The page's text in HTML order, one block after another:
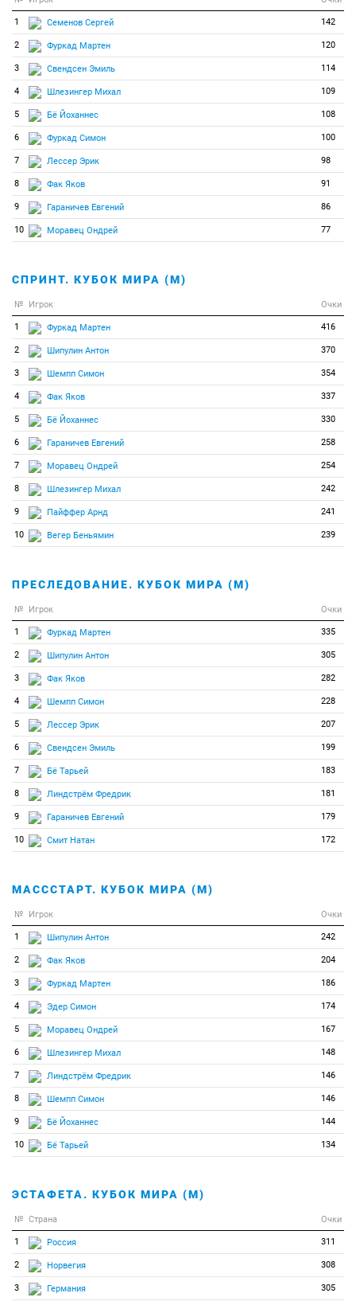
51 Отченаш Мартин 0
52 Пайффер Арнд 0
53 Пучиану Корнел 0
54 Слуф Жоэль 0
55 Смит Натан 0
56 Сокуп Ярослав 0
57 Тобрелутс Индрек 0
58 Хиденсало Олли
59 Чепелин Владимир
60 Шлезингер Михал
1 Семенов Сергей 142
2 Фуркад Мартен 120
3 Свендсен Эмиль 114
4 Шлезингер Михал 109
5 Бё Йоханнес 108
6 Фуркад Симон 100
7 Лессер Эрик 98
8 Фак Яков 91
9 Гараничев Евгений 86
10 Моравец Ондрей 77
СПРИНТ. КУБОК МИРА (М)
№ Игрок Очки
1 Фуркад Мартен 416
2 Шипулин Антон 370
3 Шемпп Симон 354
4 Фак Яков 337
5 Бё Йоханнес 330
6 Гараничев Евгений 258
7 Моравец Ондрей 254
8 Шлезингер Михал 242
9 Пайффер Арнд 241
10 Вегер Беньямин 239
ПРЕСЛЕДОВАНИЕ. КУБОК МИРА (М)
№ Игрок Очки
1 Фуркад Мартен 335
2 Шипулин Антон 305
3 Фак Яков 282
4 Шемпп Симон 228
5 Лессер Эрик 207
6 Свендсен Эмиль 199
7 Бё Тарьей 183
8 Линдстрём Фредрик 181
9 Гараничев Евгений 179
10 Смит Натан 172
МАСССТАРТ. КУБОК МИРА (М)
№ Игрок Очки
1 Шипулин Антон 242
2 Фак Яков 204
3 Фуркад Мартен 186
4 Эдер Симон 174
5 Моравец Ондрей 167
6 Шлезингер Михал 148
7 Линдстрём Фредрик 146
8 Шемпп Симон 146
9 Бё Йоханнес 144
10 Бё Тарьей 134
ЭСТАФЕТА. КУБОК МИРА (М)
№ Страна Очки
1 Россия 311
2 Норвегия 308
3 Германия 305